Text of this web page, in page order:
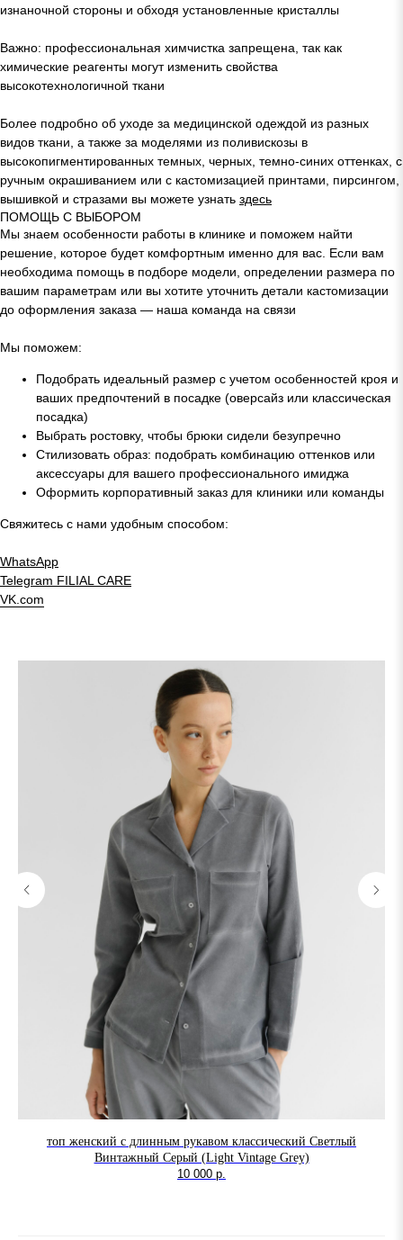
изнаночной стороны и обходя установленные кристаллы
Важно: профессиональная химчистка запрещена, так как
химические реагенты могут изменить свойства
высокотехнологичной ткани
Более подробно об уходе за медицинской одеждой из разных
видов ткани, а также за моделями из поливискозы в
высокопигментированных темных, черных, темно-синих оттенках, с
ручным окрашиванием или с кастомизацией принтами, пирсингом,
вышивкой и стразами вы можете узнать здесь
ПОМОЩЬ С ВЫБОРОМ
Мы знаем особенности работы в клинике и поможем найти
решение, которое будет комфортным именно для вас. Если вам
необходима помощь в подборе модели, определении размера по
вашим параметрам или вы хотите уточнить детали кастомизации
до оформления заказа — наша команда на связи
Мы поможем:
Подобрать идеальный размер с учетом особенностей кроя и
ваших предпочтений в посадке (оверсайз или классическая
посадка)
Выбрать ростовку, чтобы брюки сидели безупречно
Стилизовать образ: подобрать комбинацию оттенков или
аксессуары для вашего профессионального имиджа
Оформить корпоративный заказ для клиники или команды
Свяжитесь с нами удобным способом:
WhatsApp
Telegram FILIAL CARE
VK.com
топ женский с длинным рукавом классический Светлый
Винтажный Серый (Light Vintage Grey)
10 000 р.